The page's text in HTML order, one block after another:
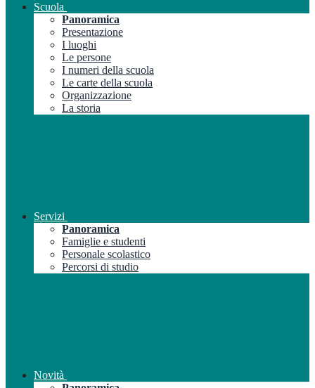
Scuola
Panoramica
Presentazione
I luoghi
Le persone
I numeri della scuola
Le carte della scuola
Organizzazione
La storia
Servizi
Panoramica
Famiglie e studenti
Personale scolastico
Percorsi di studio
Novità